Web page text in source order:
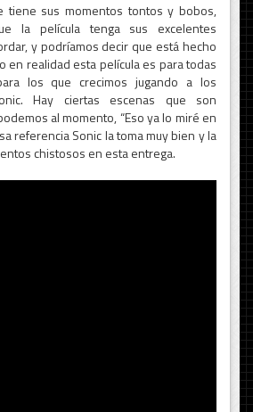
tiene sus momentos tontos y bobos,
la película tenga sus excelentes
y podríamos decir que está hecho
en realidad esta película es para todas
los que crecimos jugando a los
Hay ciertas escenas que son
al momento, “Eso ya lo miré en
referencia Sonic la toma muy bien y la
chistosos en esta entrega.